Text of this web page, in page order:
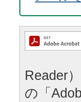
Reader
の「